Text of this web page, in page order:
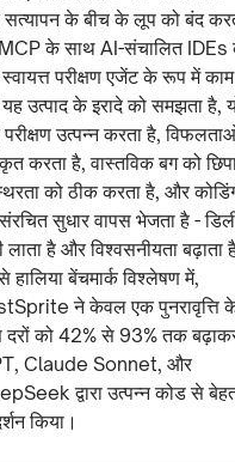
के बीच के लूप को बंद
के साथ AI-संचालित
परीक्षण एजेंट के रूप में
उत्पाद के इरादे को समझता है,
उत्पन्न करता है,
करता है, वास्तविक बग को
को ठीक करता है, और
सुधार वापस भेजता है -
लाता है और विश्वसनीयता बढ़ाता
हालिया बेंचमार्क विश्लेषण में,
ने केवल एक पुनरावृत्ति
दरों को 42% से 93% तक
Claude Sonnet, और
द्वारा उत्पन्न कोड से
किया।